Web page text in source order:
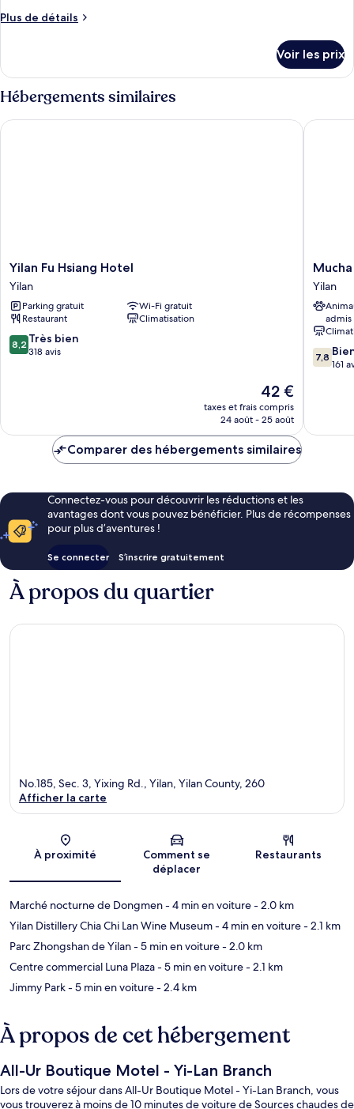
ce
chambre :
Flagship
Suite
Plus de détails
Plus
le
type
de
chambre
Flagship
Voir les prix
Hébergements similaires
Yilan
Fu
Hsiang
Hotel
Yilan
Yilan Fu Hsiang Hotel
Yilan
Parking gratuit
Wi-Fi gratuit
Restaurant
Climatisation
8.2
sur
8,2 Très bien
318 avis
Le
nouveau
prix
de
42 €
taxes et frais compris
24 août - 25 août
Yilan Fu Hsiang Hotel
Mucha
Hotel
Yilan
Yilan
admis
7.8
sur
7,8
161
Mucha
Comparer des hébergements similaires
Connectez-vous pour découvrir les réductions et les
avantages dont vous pouvez bénéficier. Plus de récompenses
pour plus d’aventures !
Se connecter S’inscrire gratuitement
À propos du quartier
Carte
No.185, Sec. 3, Yixing Rd., Yilan, Yilan County, 260
Afficher la carte
À proximité
Comment se
déplacer
Restaurants
Marché nocturne de Dongmen- 4 min en voiture- 2.0 km
Yilan Distillery Chia Chi Lan Wine Museum- 4 min en voiture- 2.1 km
Parc Zhongshan de Yilan- 5 min en voiture- 2.0 km
Centre commercial Luna Plaza- 5 min en voiture- 2.1 km
Jimmy Park- 5 min en voiture- 2.4 km
À propos de cet hébergement
All-Ur Boutique Motel - Yi-Lan Branch
Lors de votre séjour dans All-Ur Boutique Motel - Yi-Lan Branch, vous
vous trouverez à moins de 10 minutes de voiture de Sources chaudes de